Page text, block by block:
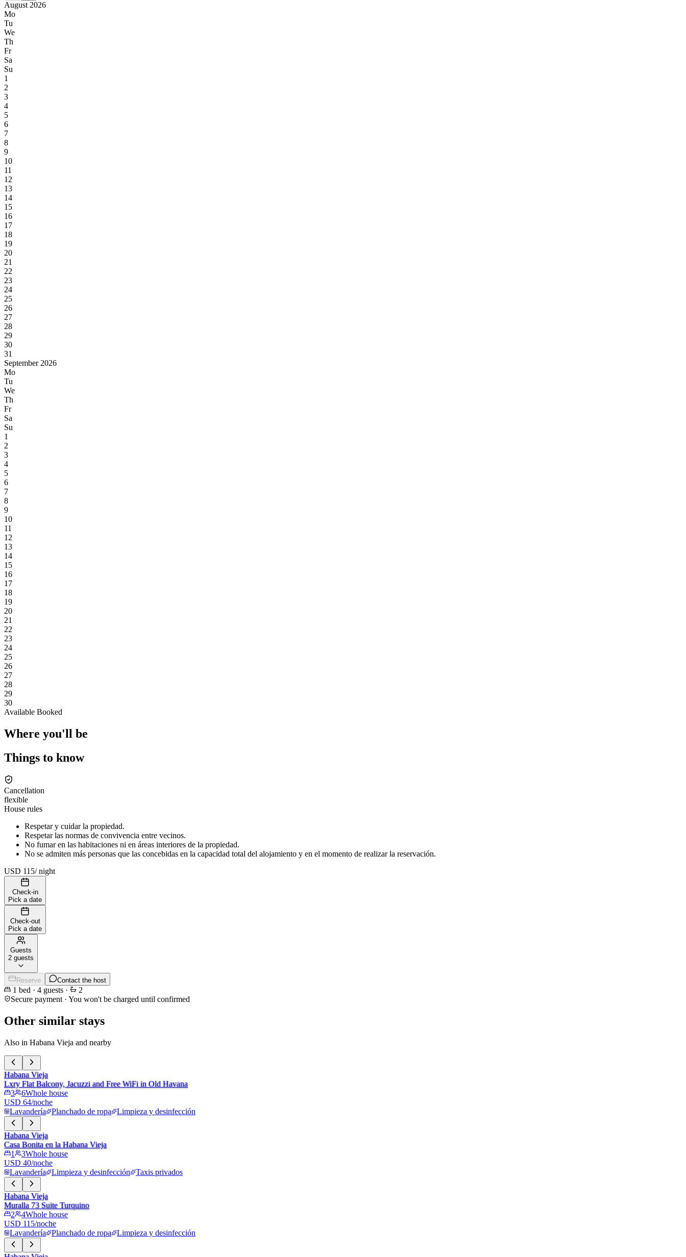
August 2026
Mo
Tu
We
Th
Fr
Sa
Su
1
2
3
4
5
6
7
8
9
10
11
12
13
14
15
16
17
18
19
20
21
22
23
24
25
26
27
28
29
30
31
September 2026
Mo
Tu
We
Th
Fr
Sa
Su
1
2
3
4
5
6
7
8
9
10
11
12
13
14
15
16
17
18
19
20
21
22
23
24
25
26
27
28
29
30
Available Booked
Where you'll be
Things to know
Cancellation
flexible
House rules
Respetar y cuidar la propiedad.
Respetar las normas de convivencia entre vecinos.
No fumar en las habitaciones ni en áreas interiores de la propiedad.
No se admiten más personas que las concebidas en la capacidad total del alojamiento y en el momento de realizar la reservación.
USD 115/night
Check-in
Pick a date
Check-out
Pick a date
Guests
2 guests
Reserve Contact the host
1 bed · 4 guests ·
2
Secure payment · You won't be charged until confirmed
Other similar stays
Also in Habana Vieja and nearby
Habana Vieja
Lxry Flat Balcony, Jacuzzi and Free WiFi in Old Havana
3
6Whole house
USD 64/noche
Lavandería
Planchado de ropa Limpieza y desinfección
Habana Vieja
Casa Bonita en la Habana Vieja
1
3Whole house
USD 40/noche
Lavandería
Limpieza y desinfección Taxis privados
Habana Vieja
Muralla 73 Suite Turquino
2
4Whole house
USD 115/noche
Lavandería
Planchado de ropa Limpieza y desinfección